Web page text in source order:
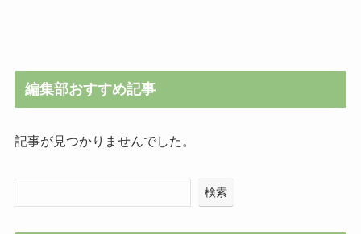
編集部おすすめ記事
記事が見つかりませんでした。
検索